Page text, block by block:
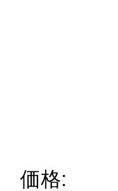
価格: